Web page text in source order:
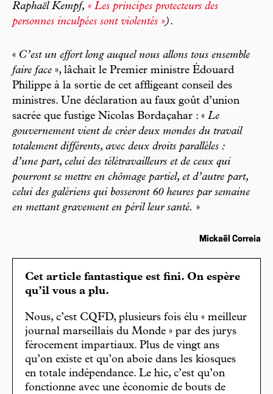
Raphaël Kempf, « Les principes protecteurs des
personnes inculpées sont violentés »).
« C’est un effort long auquel nous allons tous ensemble
faire face », lâchait le Premier ministre Édouard
Philippe à la sortie de cet affligeant conseil des
ministres. Une déclaration au faux goût d’union
sacrée que fustige Nicolas Bordaçahar : « Le
gouvernement vient de créer deux mondes du travail
totalement différents, avec deux droits parallèles :
d’une part, celui des télétravailleurs et de ceux qui
pourront se mettre en chômage partiel, et d’autre part,
celui des galériens qui bosseront 60 heures par semaine
en mettant gravement en péril leur santé. »
Mickaël Correia
Cet article fantastique est fini. On espère
qu’il vous a plu.
Nous, c’est CQFD, plusieurs fois élu « meilleur
journal marseillais du Monde » par des jurys
férocement impartiaux. Plus de vingt ans
qu’on existe et qu’on aboie dans les kiosques
en totale indépendance. Le hic, c’est qu’on
fonctionne avec une économie de bouts de